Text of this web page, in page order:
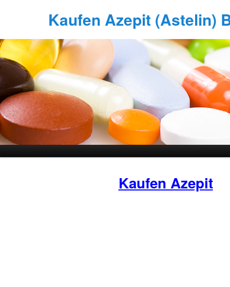
Kaufen Azepit (Astelin)
Kaufen Azepit